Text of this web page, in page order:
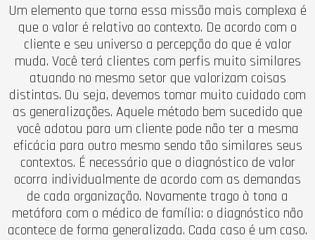
Um elemento que torna essa missão mais complexa é
que o valor é relativo ao contexto. De acordo com o
cliente e seu universo a percepção do que é valor
muda. Você terá clientes com perfis muito similares
atuando no mesmo setor que valorizam coisas
distintas. Ou seja, devemos tomar muito cuidado com
as generalizações. Aquele método bem sucedido que
você adotou para um cliente pode não ter a mesma
eficácia para outro mesmo sendo tão similares seus
contextos. É necessário que o diagnóstico de valor
ocorra individualmente de acordo com as demandas
de cada organização. Novamente trago à tona a
metáfora com o médico de família: o diagnóstico não
acontece de forma generalizada. Cada caso é um caso.